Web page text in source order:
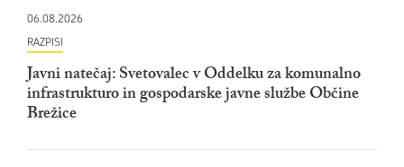
06.08.2026
RAZPISI
Javni natečaj: Svetovalec v Oddelku za komunalno
infrastrukturo in gospodarske javne službe Občine
Brežice